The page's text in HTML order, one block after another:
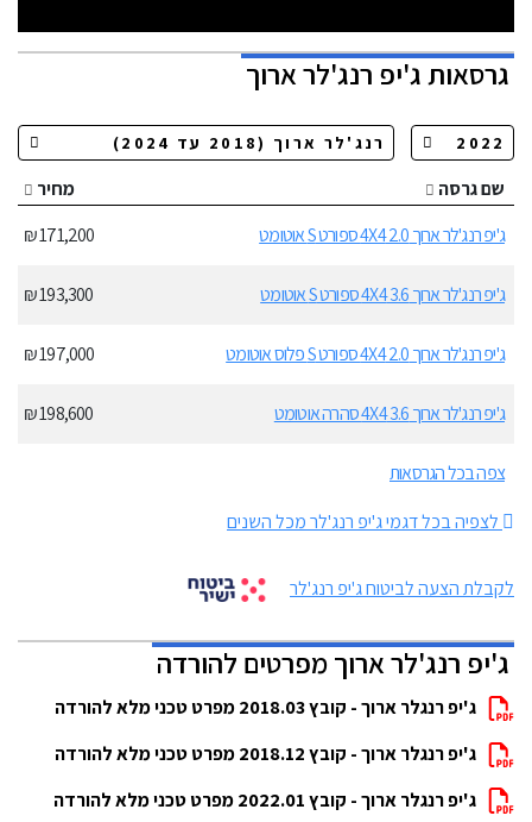
גרסאותג'יפ רנג'לר ארוך
שם גרסה
מחיר
ג'יפ רנג'לר ארוך 2.0 4X4 ספורט S אוטומט
171,200 ₪
ג'יפ רנג'לר ארוך 3.6 4X4 ספורט S אוטומט 193,300 ₪
ג'יפ רנג'לר ארוך 2.0 4X4 ספורט S פלוס אוטומט 197,000 ₪
ג'יפ רנג'לר ארוך 3.6 4X4 סהרה אוטומט 198,600 ₪
צפה בכל הגרסאות
לצפיה בכל דגמי ג'יפ רנג'לר מכל השנים
לקבלת הצעה לביטוח ג'יפ רנג'לר
ג'יפ רנג'לר ארוך מפרטים להורדה
ג'יפ רנגלר ארוך - קובץ 2018.03 מפרט טכני מלא להורדה
ג'יפ רנגלר ארוך - קובץ 2018.12 מפרט טכני מלא להורדה
ג'יפ רנגלר ארוך - קובץ 2022.01 מפרט טכני מלא להורדה